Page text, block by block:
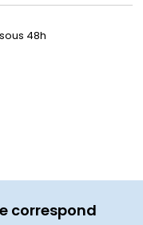
48h
correspond